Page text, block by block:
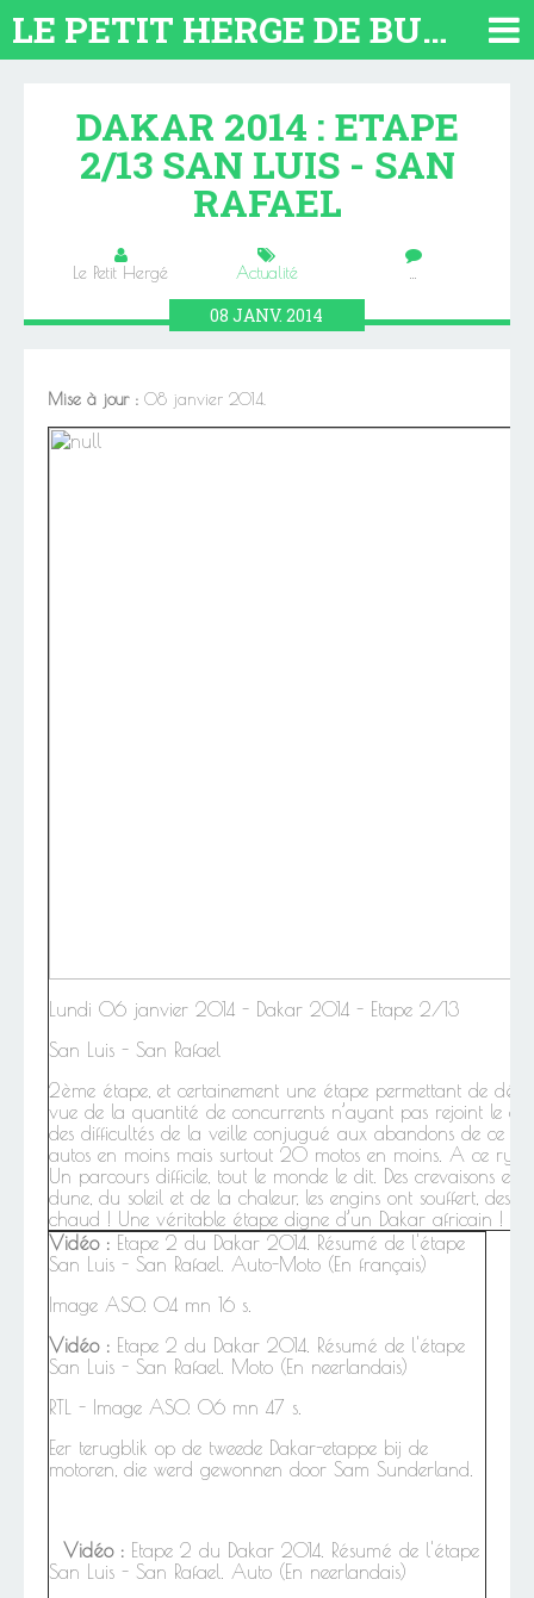
LE PETIT HERGE DE BUENOS AIRES 2026. TOUT SUR L'ARGENTINE
DAKAR 2014 : ETAPE
2/13 SAN LUIS - SAN
RAFAEL
Le Petit Hergé Actualité …
08JANV.2014
Mise à jour : 08 janvier 2014.
Lundi 06 janvier 2014 - Dakar 2014 - Etape 2/13
San Luis - San Rafael
2ème étape, et certainement une étape permettant de
vue de la quantité de concurrents n’ayant pas rejoint le
des difficultés de la veille conjugué aux abandons de ce
autos en moins mais surtout 20 motos en moins. A ce
Un parcours difficile, tout le monde le dit. Des crevaisons en
dune, du soleil et de la chaleur, les engins ont souffert, des
chaud ! Une véritable étape digne d’un Dakar africain !
Vidéo : Etape 2 du Dakar 2014. Résumé de l'étape
San Luis - San Rafael. Auto-Moto (En français)
Image ASO. 04 mn 16 s.
Vidéo : Etape 2 du Dakar 2014. Résumé de l'étape
San Luis - San Rafael. Moto (En neerlandais)
RTL - Image ASO. 06 mn 47 s.
Eer terugblik op de tweede Dakar-etappe bij de
motoren, die werd gewonnen door Sam Sunderland.
Vidéo : Etape 2 du Dakar 2014. Résumé de l'étape
San Luis - San Rafael. Auto (En neerlandais)